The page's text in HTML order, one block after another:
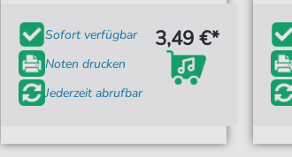
Sofort verfügbar
Noten drucken
Jederzeit abrufbar
3,49 €*